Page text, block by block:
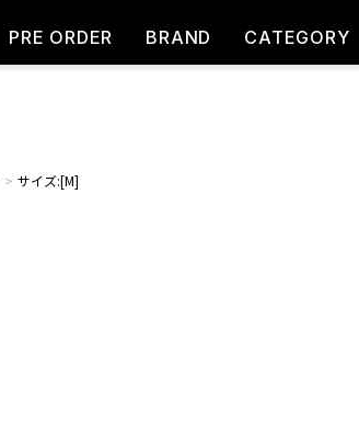
PRE ORDER BRAND CATEGORY
サイズ:[M]